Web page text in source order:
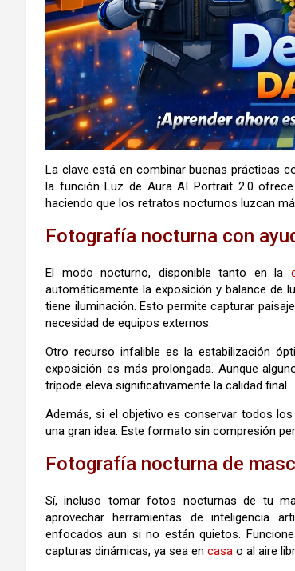
La clave está en combinar buenas prácticas
la función Luz de Aura AI Portrait 2.0
haciendo que los retratos nocturnos luzcan
Fotografía nocturna con
El modo nocturno, disponible tanto en la
automáticamente la exposición y balance de
tiene iluminación. Esto permite capturar
necesidad de equipos externos.
Otro recurso infalible es la estabilización
exposición es más prolongada. Aunque
trípode eleva significativamente la calidad final.
Además, si el objetivo es conservar todos
una gran idea. Este formato sin compresión
Fotografía nocturna de
Sí, incluso tomar fotos nocturnas de tu
aprovechar herramientas de inteligencia
enfocados aun si no están quietos.
capturas dinámicas, ya sea en casa o al aire